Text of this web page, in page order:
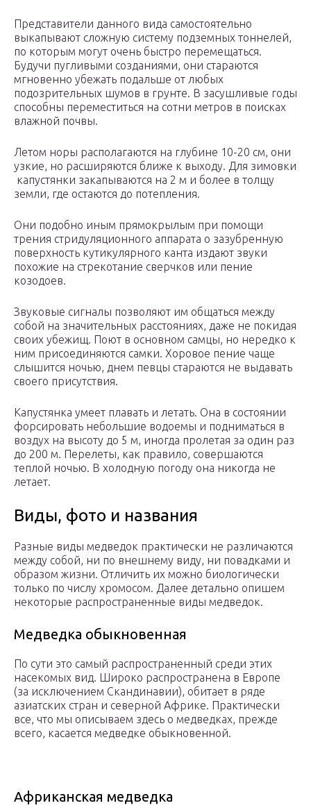
Представители данного вида самостоятельно
выкапывают сложную систему подземных тоннелей,
по которым могут очень быстро перемещаться.
Будучи пугливыми созданиями, они стараются
мгновенно убежать подальше от любых
подозрительных шумов в грунте. В засушливые годы
способны переместиться на сотни метров в поисках
влажной почвы.
Летом норы располагаются на глубине 10-20 см, они
узкие, но расширяются ближе к выходу. Для зимовки
капустянки закапываются на 2 м и более в толщу
земли, где остаются до потепления.
Они подобно иным прямокрылым при помощи
трения стридуляционного аппарата о зазубренную
поверхность кутикулярного канта издают звуки
похожие на стрекотание сверчков или пение
козодоев.
Звуковые сигналы позволяют им общаться между
собой на значительных расстояниях, даже не покидая
своих убежищ. Поют в основном самцы, но нередко к
ним присоединяются самки. Хоровое пение чаще
слышится ночью, днем певцы стараются не выдавать
своего присутствия.
Капустянка умеет плавать и летать. Она в состоянии
форсировать небольшие водоемы и подниматься в
воздух на высоту до 5 м, иногда пролетая за один раз
до 200 м. Перелеты, как правило, совершаются
теплой ночью. В холодную погоду она никогда не
летает.
Виды, фото и названия
Разные виды медведок практически не различаются
между собой, ни по внешнему виду, ни повадками и
образом жизни. Отличить их можно биологически
только по числу хромосом. Далее детально опишем
некоторые распространенные виды медведок.
Медведка обыкновенная
По сути это самый распространенный среди этих
насекомых вид. Широко распространена в Европе
(за исключением Скандинавии), обитает в ряде
азиатских стран и северной Африке. Практически
все, что мы описываем здесь о медведках, прежде
всего, касается медведке обыкновенной.
Африканская медведка